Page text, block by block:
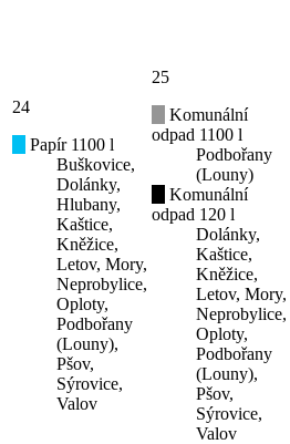
24
Papír 1100 l
Buškovice,
Dolánky,
Hlubany,
Kaštice,
Kněžice,
Letov, Mory,
Neprobylice,
Oploty,
Podbořany
(Louny),
Pšov,
Sýrovice,
Valov
25
Komunální
odpad 1100 l
Podbořany
(Louny)
Komunální
odpad 120 l
Dolánky,
Kaštice,
Kněžice,
Letov, Mory,
Neprobylice,
Oploty,
Podbořany
(Louny),
Pšov,
Sýrovice,
Valov